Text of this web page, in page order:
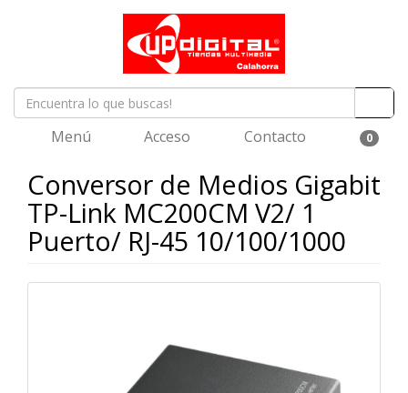
Menú Acceso Contacto 0
Conversor de Medios Gigabit
TP-Link MC200CM V2/ 1
Puerto/ RJ-45 10/100/1000